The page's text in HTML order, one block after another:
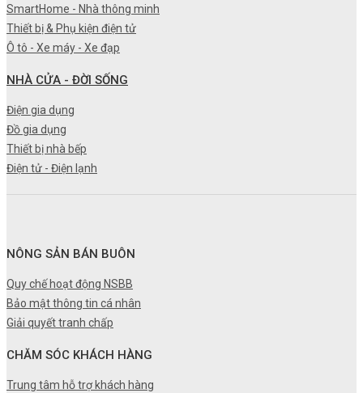
SmartHome - Nhà thông minh
Thiết bị & Phụ kiện điện tử
Ô tô - Xe máy - Xe đạp
NHÀ CỬA - ĐỜI SỐNG
Điện gia dụng
Đồ gia dụng
Thiết bị nhà bếp
Điện tử - Điện lạnh
NÔNG SẢN BÁN BUÔN
Quy chế hoạt động NSBB
Bảo mật thông tin cá nhân
Giải quyết tranh chấp
CHĂM SÓC KHÁCH HÀNG
Trung tâm hỗ trợ khách hàng